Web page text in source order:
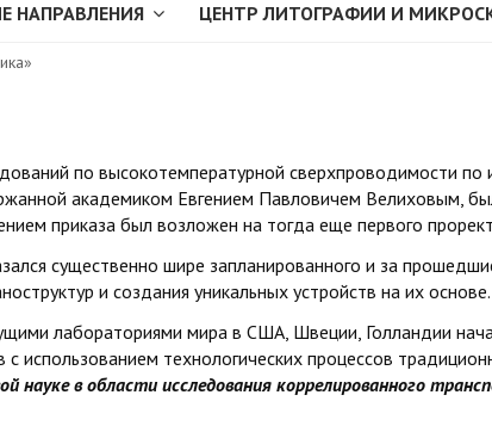
НАПРАВЛЕНИЯ ЦЕНТР ЛИТОГРАФИИ И
по высокотемпературной сверхпроводимости по
академиком Евгением Павловичем Велиховым,
приказа был возложен на тогда еще первого
существенно шире запланированного и за
и создания уникальных устройств на их основе.
лабораториями мира в США, Швеции, Голландии
использованием технологических процессов
науке в области исследования коррелированного